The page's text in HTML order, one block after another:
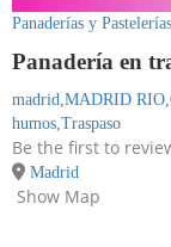
Panaderías y Pastelerías
Panadería en
madrid,MADRID RIO,
humos,Traspaso
Be the first to
Madrid
Show Map